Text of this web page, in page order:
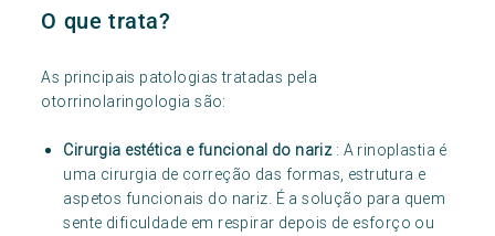
O que trata?
As principais patologias tratadas pela
otorrinolaringologia são:
Cirurgia estética e funcional do nariz: A rinoplastia é
uma cirurgia de correção das formas, estrutura e
aspetos funcionais do nariz. É a solução para quem
sente dificuldade em respirar depois de esforço ou